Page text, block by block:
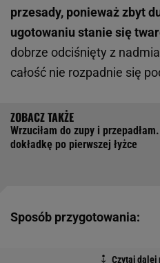
przesady, ponieważ zbyt
ugotowaniu stanie się
dobrze odciśnięty z
całość nie rozpadnie się
Wrzuciłam do zupy i
dokładkę po pierwszej łyżce
Sposób przygotowania: